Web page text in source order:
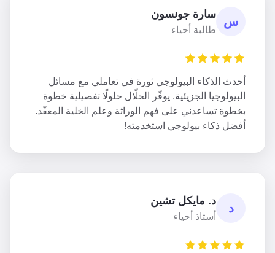
س
سارة جونسون
طالبة أحياء
أحدث الذكاء البيولوجي ثورة في تعاملي مع مسائل
البيولوجيا الجزيئية. يوفّر الحلّال حلولًا تفصيلية خطوة
بخطوة تساعدني على فهم الوراثة وعلم الخلية المعقّد.
أفضل ذكاء بيولوجي استخدمته!
د
د. مايكل تشين
أستاذ أحياء